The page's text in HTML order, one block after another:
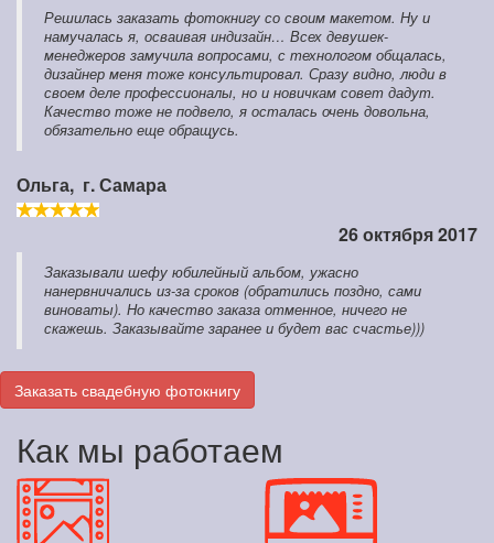
Решилась заказать фотокнигу со своим макетом. Ну и
намучалась я, осваивая индизайн… Всех девушек-
менеджеров замучила вопросами, с технологом общалась,
дизайнер меня тоже консультировал. Сразу видно, люди в
своем деле профессионалы, но и новичкам совет дадут.
Качество тоже не подвело, я осталась очень довольна,
обязательно еще обращусь.
Ольга, г. Самара
26 октября 2017
Заказывали шефу юбилейный альбом, ужасно
нанервничались из-за сроков (обратились поздно, сами
виноваты). Но качество заказа отменное, ничего не
скажешь. Заказывайте заранее и будет вас счастье)))
Заказать свадебную фотокнигу
Как мы работаем